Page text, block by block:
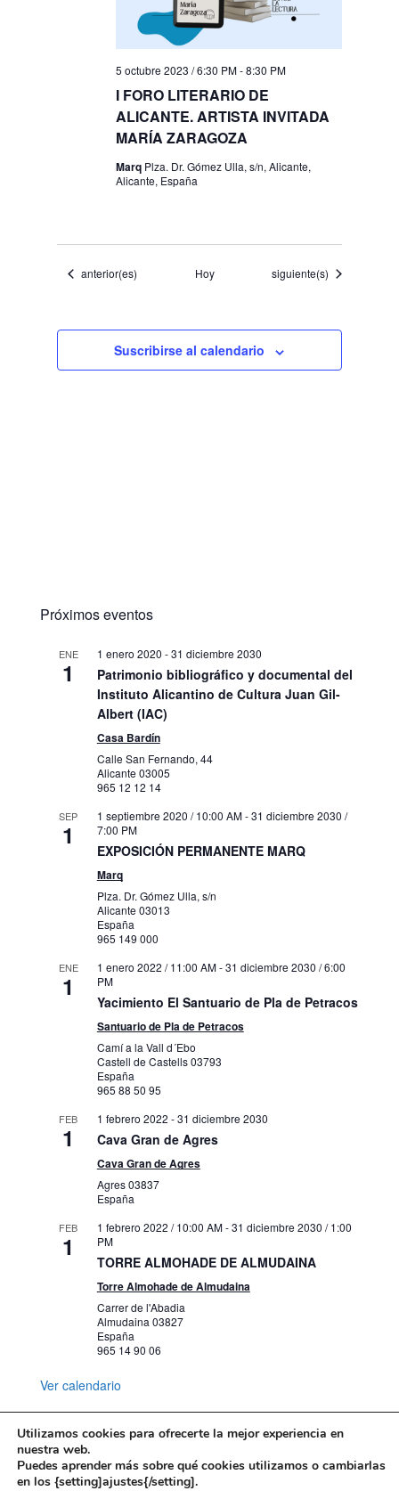
I FORO LITERARIO DE
ALICANTE. ARTISTA INVITADA
MARÍA ZARAGOZA
5 octubre 2023 / 6:30 PM-8:30 PM
Marq Plza. Dr. Gómez Ulla, s/n, Alicante,
Alicante, España
Eventos
anterior(es) Hoy Eventos
siguiente(s)
Suscribirse al calendario
Próximos eventos
ENE
1
1 enero 2020 -31 diciembre 2030
Patrimonio bibliográfico y documental del
Instituto Alicantino de Cultura Juan Gil-
Albert (IAC)
Casa Bardín
Calle San Fernando, 44
Alicante 03005
965 12 12 14
SEP
1
1 septiembre 2020 / 10:00 AM-31 diciembre 2030 /
7:00 PM
EXPOSICIÓN PERMANENTE MARQ
Marq
Plza. Dr. Gómez Ulla, s/n
Alicante 03013
España
965 149 000
ENE
1
1 enero 2022 / 11:00 AM-31 diciembre 2030 / 6:00
PM
Yacimiento El Santuario de Pla de Petracos
Santuario de Pla de Petracos
Camí a la Vall d´Ebo
Castell de Castells03793
España
965 88 50 95
FEB
1
1 febrero 2022 -31 diciembre 2030
Cava Gran de Agres
Cava Gran de Agres
Agres03837
España
FEB
1
1 febrero 2022 / 10:00 AM-31 diciembre 2030 / 1:00
PM
TORRE ALMOHADE DE ALMUDAINA
Torre Almohade de Almudaina
Carrer de l'Abadia
Almudaina03827
España
965 14 90 06
Ver calendario
Mapa web
Política de Privacidad
Utilizamos cookies para ofrecerte la mejor experiencia en
nuestra web.
Puedes aprender más sobre qué cookies utilizamos o cambiarlas
en los {setting]ajustes{/setting].